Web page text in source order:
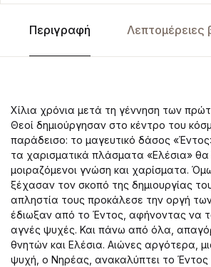
Περιγραφή Λεπτομέρειες
Χίλια χρόνια μετά τη γέννηση των
Θεοί δημιούργησαν στο κέντρο του
παράδεισο: το μαγευτικό δάσος
τα χαρισματικά πλάσματα «Ελέσια» θα
μοιραζόμενοι γνώση και χαρίσματα.
ξέχασαν τον σκοπό της δημιουργίας
απληστία τους προκάλεσε την οργή
έδιωξαν από το Έντος, αφήνοντας να
αγνές ψυχές. Και πάνω από όλα,
θνητών και Ελέσια. Αιώνες αργότερα,
ψυχή, ο Νηρέας, ανακαλύπτει το Έντος